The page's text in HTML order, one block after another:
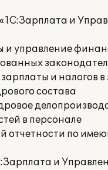
и
и управление
и налогов
состава
в персонале
отчетности по
и